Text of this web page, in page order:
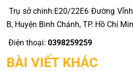
Trụ sở chính:E20/22E6 Đường
B, Huyện Bình Chánh, TP. Hồ Chí
Điện thoại: 0398259259
BÀI VIẾT KHÁC